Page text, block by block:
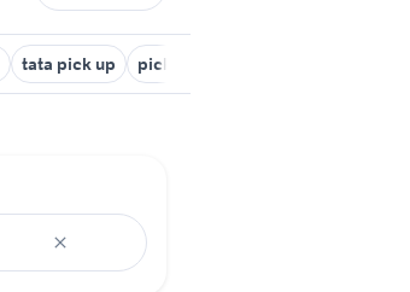
tata pick up pick up americano auto